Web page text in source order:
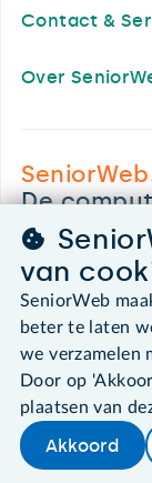
Contact &
Over
De
030 - 276
©2026 SeniorWeb
Algemene
Cookies en
van
SeniorWeb
beter te laten
we verzamelen
Door op
plaatsen van
Akkoord